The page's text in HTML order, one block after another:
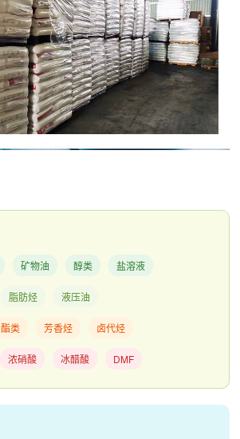
矿物油 醇类 盐溶液
脂肪烃 液压油
酯类 芳香烃 卤代烃
浓硝酸 冰醋酸 DMF